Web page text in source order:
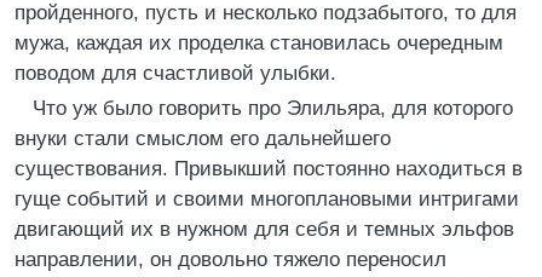
пройденного, пусть и несколько подзабытого, то для
мужа, каждая их проделка становилась очередным
поводом для счастливой улыбки.
Что уж было говорить про Элильяра, для которого
внуки стали смыслом его дальнейшего
существования. Привыкший постоянно находиться в
гуще событий и своими многоплановыми интригами
двигающий их в нужном для себя и темных эльфов
направлении, он довольно тяжело переносил